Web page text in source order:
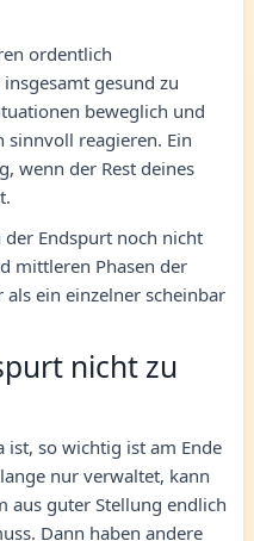
ordentlich
gesund zu
beweglich und
sinnvoll reagieren. Ein
wenn der Rest deines
Endspurt noch nicht
mittleren Phasen der
ein einzelner scheinbar
nicht zu
ist, so wichtig ist am Ende
nur verwaltet, kann
aus guter Stellung endlich
Dann haben andere